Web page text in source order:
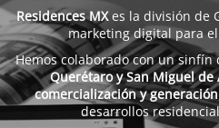
Residences MXes la división de
marketing digital para
Hemos colaborado con un
Querétaro y San Miguel de
comercialización y
desarrollos